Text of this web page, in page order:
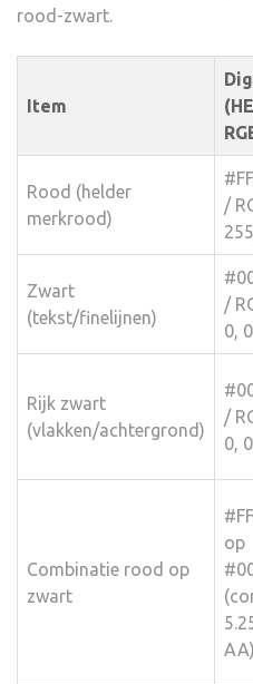
rood-zwart.
Item
Rood (helder
merkrood)
/
Zwart
(tekst/finelijnen)
/
0, 0
Rijk zwart
(vlakken/achtergrond)
/
0, 0
Combinatie rood op
zwart
op
AA)